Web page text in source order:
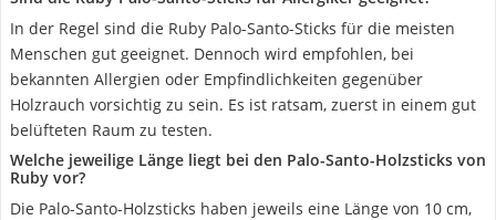
In der Regel sind die Ruby Palo-Santo-Sticks für die meisten
Menschen gut geeignet. Dennoch wird empfohlen, bei
bekannten Allergien oder Empfindlichkeiten gegenüber
Holzrauch vorsichtig zu sein. Es ist ratsam, zuerst in einem gut
belüfteten Raum zu testen.
Welche jeweilige Länge liegt bei den Palo-Santo-Holzsticks von
Ruby vor?
Die Palo-Santo-Holzsticks haben jeweils eine Länge von 10 cm,